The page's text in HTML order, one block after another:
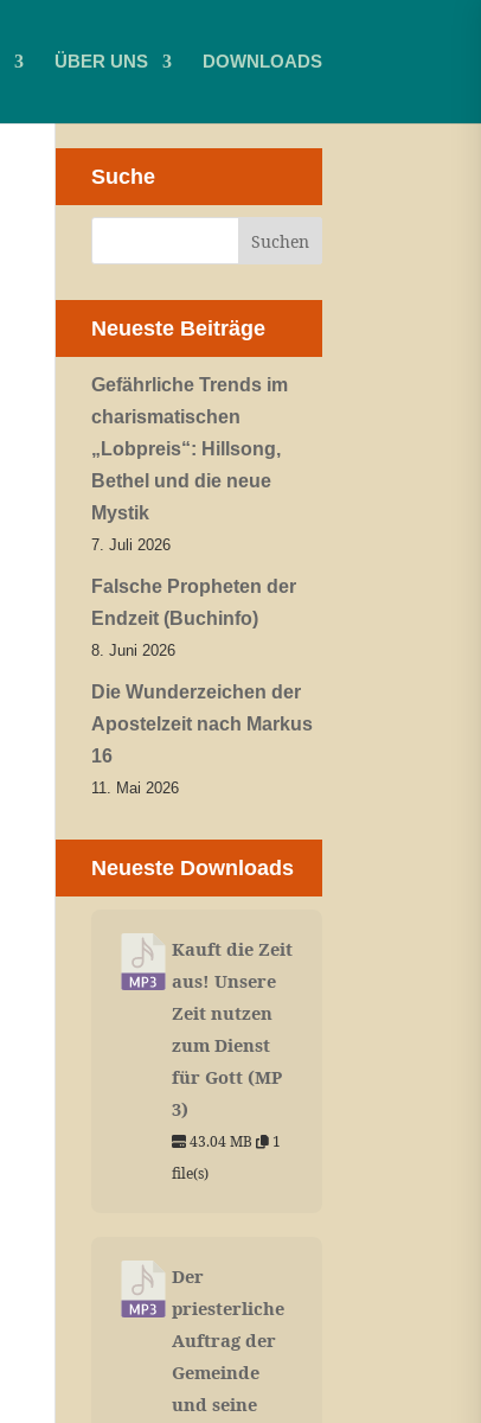
ÜBER UNS DOWNLOADS
Suche
Neueste Beiträge
Gefährliche Trends im
charismatischen
„Lobpreis“: Hillsong,
Bethel und die neue
Mystik
7. Juli 2026
Falsche Propheten der
Endzeit (Buchinfo)
8. Juni 2026
Die Wunderzeichen der
Apostelzeit nach Markus
16
11. Mai 2026
Neueste Downloads
Kauft die Zeit
aus! Unsere
Zeit nutzen
zum Dienst
für Gott (MP
3)
43.04 MB
1
file(s)
Der
priesterliche
Auftrag der
Gemeinde
und seine